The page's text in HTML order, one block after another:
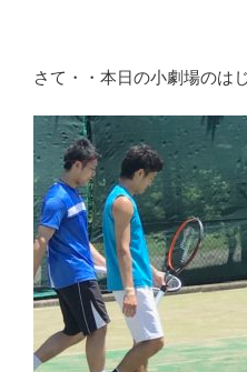
さて・・本日の小劇場のは